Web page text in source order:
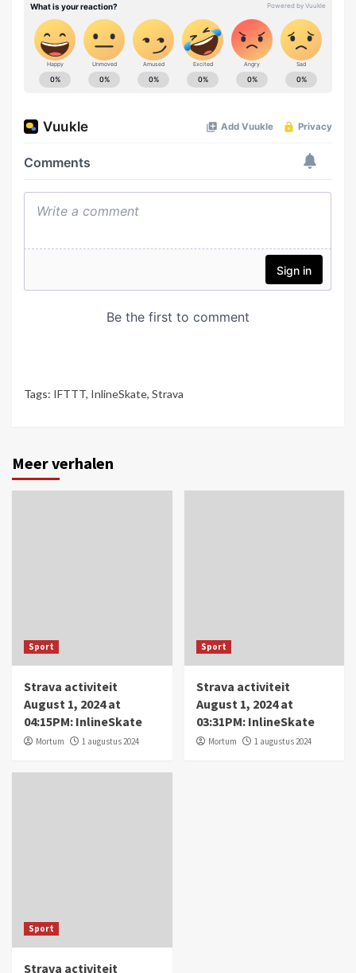
Tags: IFTTT, InlineSkate, Strava
Meer verhalen
Sport
Strava activiteit
August 1, 2024 at
04:15PM: InlineSkate
Mortum 1 augustus 2024
Sport
Strava activiteit
August 1, 2024 at
03:31PM: InlineSkate
Mortum 1 augustus 2024
Sport
Strava activiteit